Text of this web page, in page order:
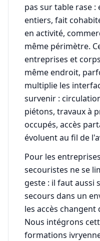
pas sur table rase
entiers, fait
en activité,
même périmètre.
entreprises et
même endroit,
multiplie les
survenir :
piétons, travaux à
occupés, accès
évoluent au fil de
Pour les
secouristes ne se
geste : il faut aussi
secours dans un
les accès
Nous intégrons
formations